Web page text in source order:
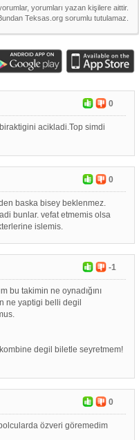
0
acikladi.Top simdi
0
baska bisey beklenmez.
bunlar. vefat etmemis olsa
islemis.
-1
bu takimin ne oynadığını
ne yaptigi belli degil
degil biletle seyretmem!
0
özveri göremedim